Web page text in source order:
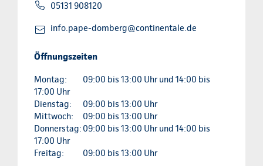
05131 908120
info.pape-domberg@continentale.de
Öffnungszeiten
Montag:
09:00 bis 13:00 Uhr und 14:00 bis
17:00 Uhr
Dienstag:
09:00 bis 13:00 Uhr
Mittwoch:
09:00 bis 13:00 Uhr
Donnerstag: 09:00 bis 13:00 Uhr und 14:00 bis
17:00 Uhr
Freitag:
09:00 bis 13:00 Uhr